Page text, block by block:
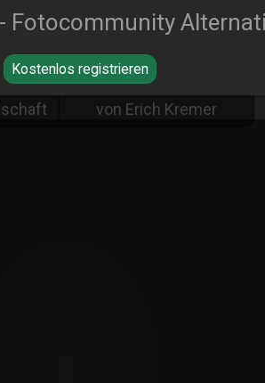
Kostenlos registrieren
Draht+Zaun GmbH
von Erich Kremer